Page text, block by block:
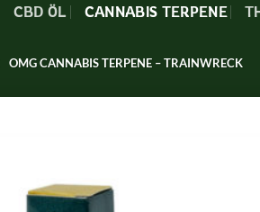
CBD ÖL CANNABIS TERPENE
OMG CANNABIS TERPENE – TRAINWRECK